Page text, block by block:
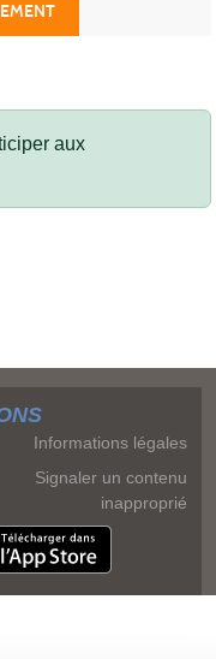
aux
Informations légales
Signaler un contenu
inapproprié